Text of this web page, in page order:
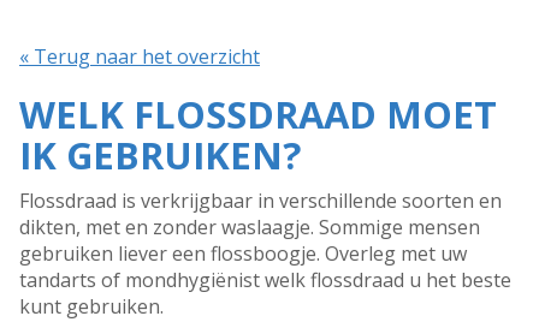
« Terug naar het overzicht
WELK FLOSSDRAAD MOET
IK GEBRUIKEN?
Flossdraad is verkrijgbaar in verschillende soorten en
dikten, met en zonder waslaagje. Sommige mensen
gebruiken liever een flossboogje. Overleg met uw
tandarts of mondhygiënist welk flossdraad u het beste
kunt gebruiken.